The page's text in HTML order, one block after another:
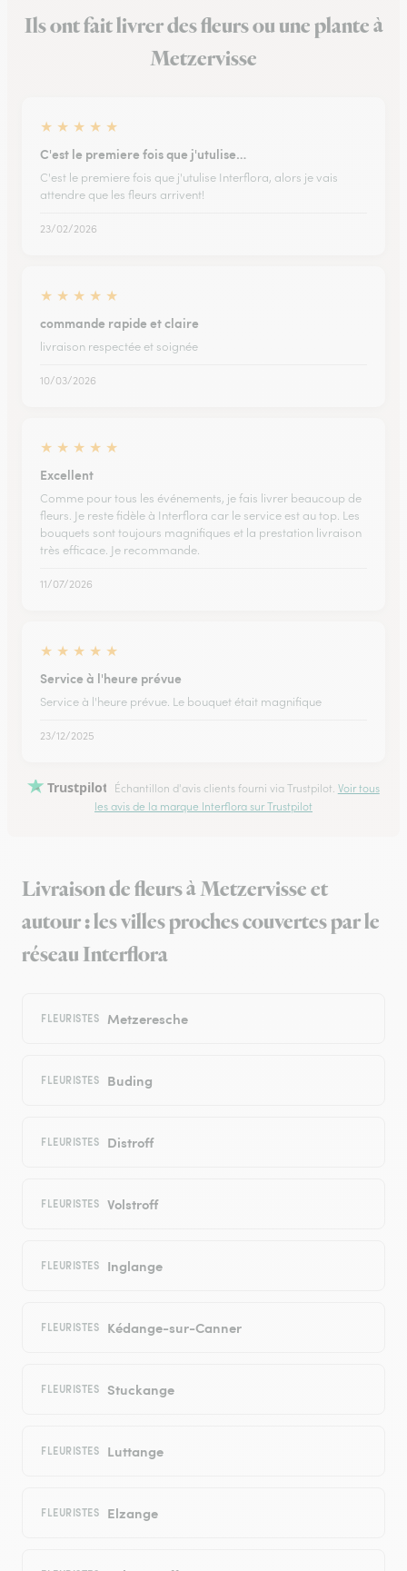
Ils ont fait livrer des fleurs ou une plante à
Metzervisse
★ ★ ★ ★ ★
C'est le premiere fois que j'utulise…
C'est le premiere fois que j'utulise Interflora, alors je vais
attendre que les fleurs arrivent!
23/02/2026
★ ★ ★ ★ ★
commande rapide et claire
livraison respectée et soignée
10/03/2026
★ ★ ★ ★ ★
Excellent
Comme pour tous les événements, je fais livrer beaucoup de
fleurs. Je reste fidèle à Interflora car le service est au top. Les
bouquets sont toujours magnifiques et la prestation livraison
très efficace. Je recommande.
11/07/2026
★ ★ ★ ★ ★
Service à l'heure prévue
Service à l'heure prévue. Le bouquet était magnifique
23/12/2025
Trustpilot Échantillon d'avis clients fourni via Trustpilot. Voir tous
les avis de la marque Interflora sur Trustpilot
Livraison de fleurs à Metzervisse et
autour : les villes proches couvertes par le
réseau Interflora
FLEURISTES Metzeresche
FLEURISTES Buding
FLEURISTES Distroff
FLEURISTES Volstroff
FLEURISTES Inglange
FLEURISTES Kédange-sur-Canner
FLEURISTES Stuckange
FLEURISTES Luttange
FLEURISTES Elzange